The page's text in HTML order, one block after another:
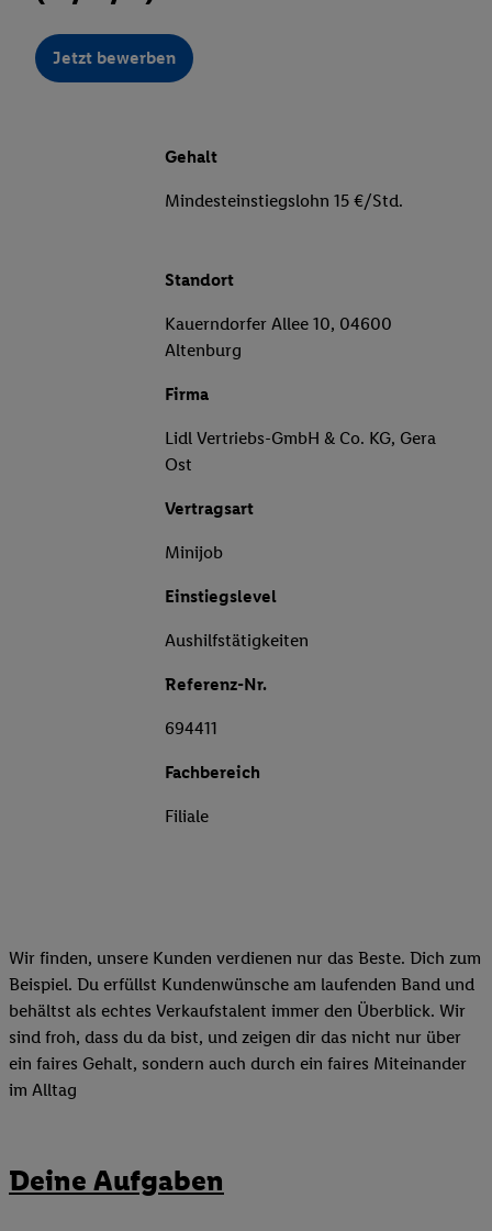
Jetzt bewerben
Gehalt
Mindesteinstiegslohn 15 €/Std.
Standort
Kauerndorfer Allee 10, 04600
Altenburg
Firma
Lidl Vertriebs-GmbH & Co. KG, Gera
Ost
Vertragsart
Minijob
Einstiegslevel
Aushilfstätigkeiten
Referenz-Nr.
694411
Fachbereich
Filiale
Wir finden, unsere Kunden verdienen nur das Beste. Dich zum
Beispiel. Du erfüllst Kundenwünsche am laufenden Band und
behältst als echtes Verkaufstalent immer den Überblick. Wir
sind froh, dass du da bist, und zeigen dir das nicht nur über
ein faires Gehalt, sondern auch durch ein faires Miteinander
im Alltag
Deine Aufgaben